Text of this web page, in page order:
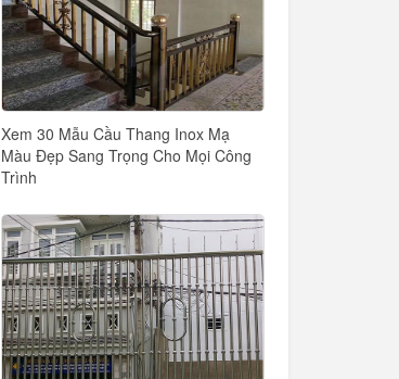
Xem 30 Mẫu Cầu Thang Inox Mạ
Màu Đẹp Sang Trọng Cho Mọi Công
Trình